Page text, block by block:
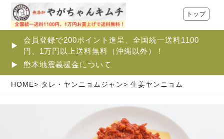
会員登録で200ポイント進呈、全国統一送料1100
円、1万円以上送料無料（沖縄以外）！
熊本地震義援金について
トップ
HOME タレ・ヤンニョムジャン 生姜ヤンニョム